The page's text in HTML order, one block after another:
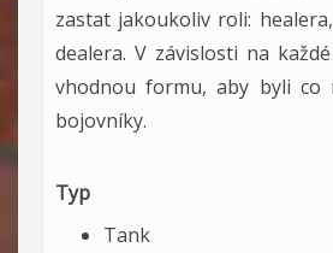
zastat jakoukoliv roli:
dealera. V závislosti na
vhodnou formu, aby byli co
bojovníky.
Typ
Tank